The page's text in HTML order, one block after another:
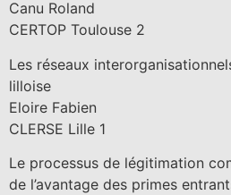
Canu Roland
CERTOP Toulouse 2
Les réseaux
lilloise
Eloire Fabien
CLERSE Lille 1
Le processus de légitimation
de l’avantage des primes